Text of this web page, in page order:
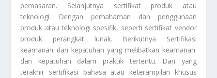
pemasaran. Selanjutnya sertifikat produk atau
teknologi. Dengan pemahaman dan penggunaan
produk atau teknologi spesifik, seperti sertifikat vendor
produk perangkat lunak. Berikutnya Sertifikasi
keamanan dan kepatuhan yang melibatkan keamanan
dan kepatuhan dalam praktik tertentu. Dan yang
terakhir sertifikasi bahasa atau keterampilan khusus